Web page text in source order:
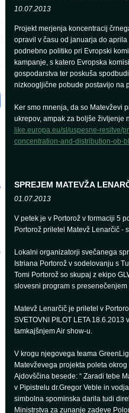
10.07.2013
Projekt merjenja koncentracij
opravil v času od januarja do
podnebno politiko pri Evropski
kampanje, s katero Evropska
gospodarstva ter poskuša
nizkoogljične pobude postavijo na
Ker smo mnenja, da so Matevževi
ukrepov, ampak za boljše življenje
like.europa.eu/sl/uspesne-resitve/
concentration-and-distribution-ob-
SPREJEM MATEVŽA
01.07.2013
V petek je v Portorož v formaciji 5
Portorož priletel Matevž Lenarčič -
Lokalni organizatorji svečanega
Istriana Portorož v sodelovanju s
Tomi Portorož so skupaj z ekipo
slovesni program s presenečenjem
Matevž Lenarčič je priletel v
SVETOVNI PILOT LETA
tamkajšnjem Air show-u.
V krogu njegovega teama
Matevževega projekta poleta
Ajdovščina besede: “ Zaradi tebe
v Pipistrelu dr.Gregor Veble in
simbolna spominska darila tudi
Ministrstva za zunanje zadeve